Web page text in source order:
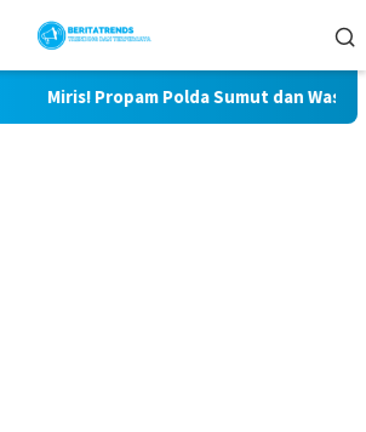
Propam Polda Sumut dan Wasidik